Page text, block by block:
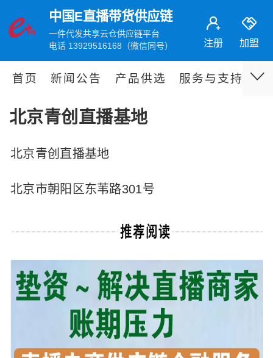
中国E直播带货供应链
一件代发共享云仓供应链平台
电话 13929516168（微信同号）
注册 加盟
首页 新闻公告 产品供选 服务与支持 伙
北京青创直播基地
北京青创直播基地
北京市朝阳区东苇路301号